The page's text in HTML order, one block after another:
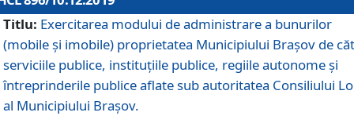
Titlu: Exercitarea modului de administrare a bunurilor
(mobile și imobile) proprietatea Municipiului Brașov de
serviciile publice, instituțiile publice, regiile autonome și
întreprinderile publice aflate sub autoritatea Consiliului
al Municipiului Brașov.